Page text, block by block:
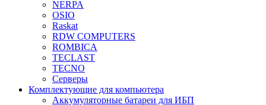
NERPA
OSIO
Raskat
RDW COMPUTERS
ROMBICA
TECLAST
TECNO
Серверы
Комплектующие для компьютера
Аккумуляторные батареи для ИБП